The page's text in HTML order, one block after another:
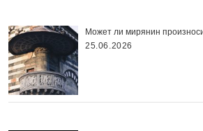
Может ли мирянин
25.06.2026